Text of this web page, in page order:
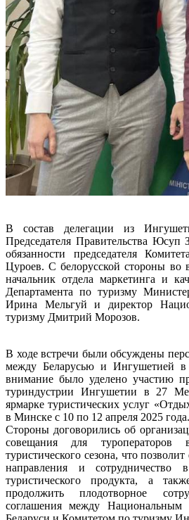
В состав делегации из
Председателя Правительства
обязанности председателя
Цуроев. С белорусской стороны во
начальник отдела маркетинга и
Департамента по туризму
Ирина Мельгуй и директор
туризму Дмитрий Морозов.
В ходе встречи были обсуждены
между Беларусью и Ингушетией в
внимание было уделено участию
туриндустрии Ингушетии в 27
ярмарке туристических услуг
в Минске с 10 по 12 апреля 2025 года.
Стороны договорились об
совещания для туроператоров
туристического сезона, что
направления и сотрудничество
туристического продукта, а
продолжить плодотворное
соглашения между Национальным